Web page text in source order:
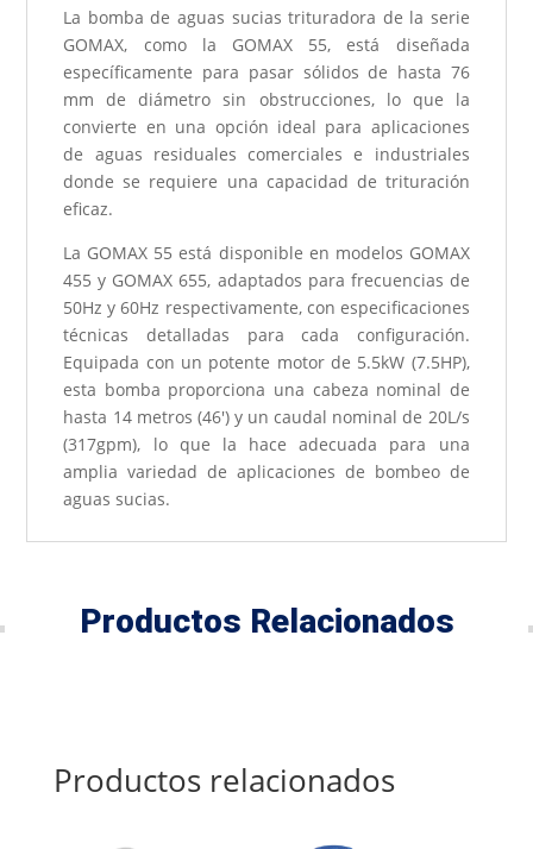
La bomba de aguas sucias trituradora de la serie
GOMAX, como la GOMAX 55, está diseñada
específicamente para pasar sólidos de hasta 76
mm de diámetro sin obstrucciones, lo que la
convierte en una opción ideal para aplicaciones
de aguas residuales comerciales e industriales
donde se requiere una capacidad de trituración
eficaz.
La GOMAX 55 está disponible en modelos GOMAX
455 y GOMAX 655, adaptados para frecuencias de
50Hz y 60Hz respectivamente, con especificaciones
técnicas detalladas para cada configuración.
Equipada con un potente motor de 5.5kW (7.5HP),
esta bomba proporciona una cabeza nominal de
hasta 14 metros (46') y un caudal nominal de 20L/s
(317gpm), lo que la hace adecuada para una
amplia variedad de aplicaciones de bombeo de
aguas sucias.
Productos Relacionados
Productos relacionados